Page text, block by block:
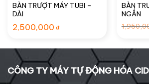
BÀN TRƯỢT MÁY TUBI –
DÀI
2,500,000 ₫
BÀN
NGẮN
CÔNG TY MÁY TỰ ĐỘNG HÓA